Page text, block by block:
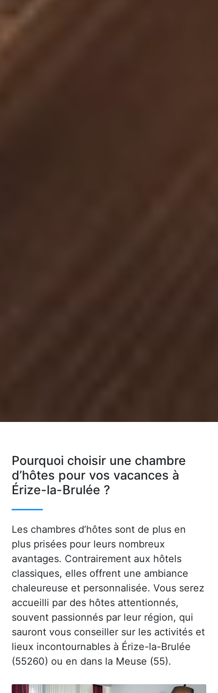
Pourquoi choisir une chambre
d’hôtes pour vos vacances à
Érize-la-Brulée ?
Les chambres d’hôtes sont de plus en
plus prisées pour leurs nombreux
avantages. Contrairement aux hôtels
classiques, elles offrent une ambiance
chaleureuse et personnalisée. Vous serez
accueilli par des hôtes attentionnés,
souvent passionnés par leur région, qui
sauront vous conseiller sur les activités et
lieux incontournables à Érize-la-Brulée
(55260) ou en dans la Meuse (55).